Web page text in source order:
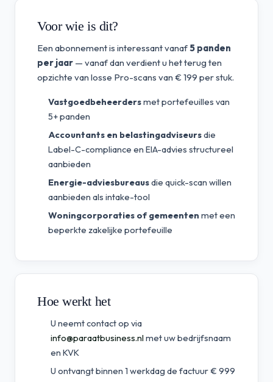
Voor wie is dit?
Een abonnement is interessant vanaf5 panden
per jaar — vanaf dan verdient u het terug ten
opzichte van losse Pro-scans van € 199 per stuk.
Vastgoedbeheerdersmet portefeuilles van
5+ panden
Accountants en belastingadviseursdie
Label-C-compliance en EIA-advies structureel
aanbieden
Energie-adviesbureausdie quick-scan willen
aanbieden als intake-tool
Woningcorporaties of gemeenten met een
beperkte zakelijke portefeuille
Hoe werkt het
U neemt contact op via
info@paraatbusiness.nl met uw bedrijfsnaam
en KVK
U ontvangt binnen 1 werkdag de factuur € 999